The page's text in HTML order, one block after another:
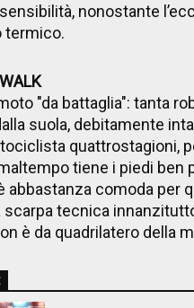
nonostante
termico.
"da battaglia": tanta
suola, debitamente
quattrostagioni,
tiene i piedi ben
abbastanza comoda per
scarpa tecnica
è da quadrilatero della